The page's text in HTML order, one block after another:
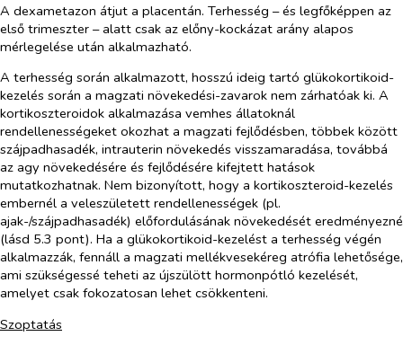
A dexametazon átjut a placentán. Terhesség – és legfőképpen az
első trimeszter – alatt csak az előny-kockázat arány alapos
mérlegelése után alkalmazható.
A terhesség során alkalmazott, hosszú ideig tartó glükokortikoid-
kezelés során a magzati növekedési-zavarok nem zárhatóak ki. A
kortikoszteroidok alkalmazása vemhes állatoknál
rendellenességeket okozhat a magzati fejlődésben, többek között
szájpadhasadék, intrauterin növekedés visszamaradása, továbbá
az agy növekedésére és fejlődésére kifejtett hatások
mutatkozhatnak. Nem bizonyított, hogy a kortikoszteroid-kezelés
embernél a veleszületett rendellenességek (pl.
ajak-/szájpadhasadék) előfordulásának növekedését eredményezné
(lásd 5.3 pont). Ha a glükokortikoid-kezelést a terhesség végén
alkalmazzák, fennáll a magzati mellékvesekéreg atrófia lehetősége,
ami szükségessé teheti az újszülött hormonpótló kezelését,
amelyet csak fokozatosan lehet csökkenteni.
Szoptatás